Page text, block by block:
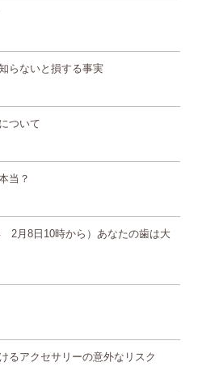
らないと損する事実
ついて
当？
2月8日10時から）あなたの歯は大
るアクセサリーの意外なリスク